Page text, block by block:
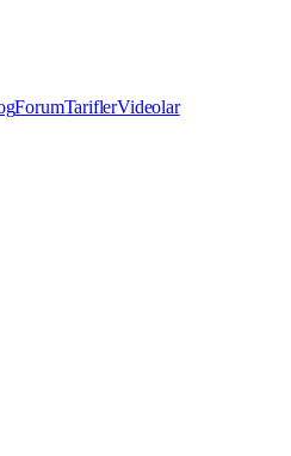
ForumTariflerVideolar